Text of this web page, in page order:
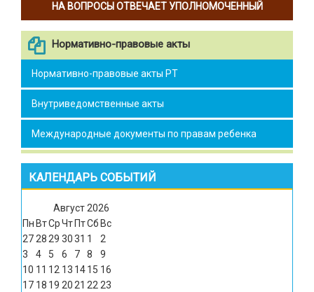
НА ВОПРОСЫ ОТВЕЧАЕТ УПОЛНОМОЧЕННЫЙ
Нормативно-правовые акты
Нормативно-правовые акты РТ
Внутриведомственные акты
Международные документы по правам ребенка
КАЛЕНДАРЬ СОБЫТИЙ
Август2026
Пн ВтСрЧт ПтСб Вс
272829 3031 1
2
3
4 5 6 7 8
9
10 11 12 13 1415 16
17 18 19 2021 2223